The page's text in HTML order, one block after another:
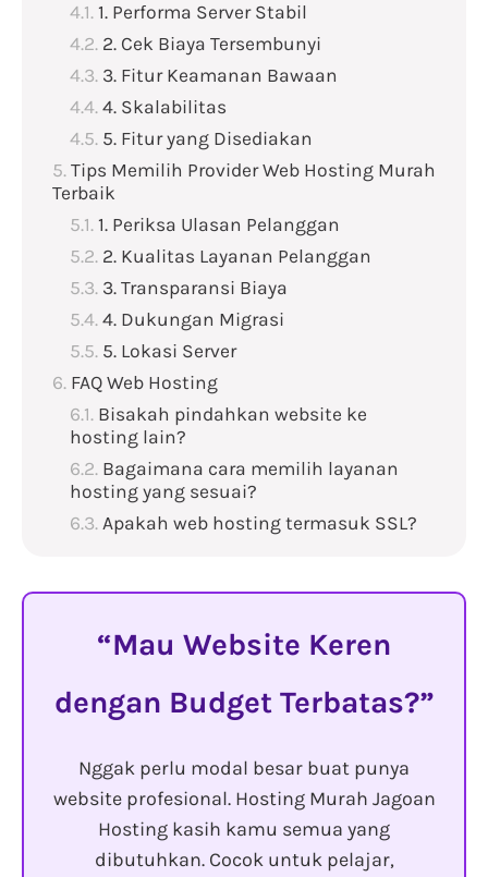
1. Performa Server Stabil
2. Cek Biaya Tersembunyi
3. Fitur Keamanan Bawaan
4. Skalabilitas
5. Fitur yang Disediakan
Tips Memilih Provider Web Hosting Murah
Terbaik
1. Periksa Ulasan Pelanggan
2. Kualitas Layanan Pelanggan
3. Transparansi Biaya
4. Dukungan Migrasi
5. Lokasi Server
FAQ Web Hosting
Bisakah pindahkan website ke
hosting lain?
Bagaimana cara memilih layanan
hosting yang sesuai?
Apakah web hosting termasuk SSL?
Mau Website Keren
dengan Budget Terbatas?
Nggak perlu modal besar buat punya
website profesional. Hosting Murah Jagoan
Hosting kasih kamu semua yang
dibutuhkan. Cocok untuk pelajar,